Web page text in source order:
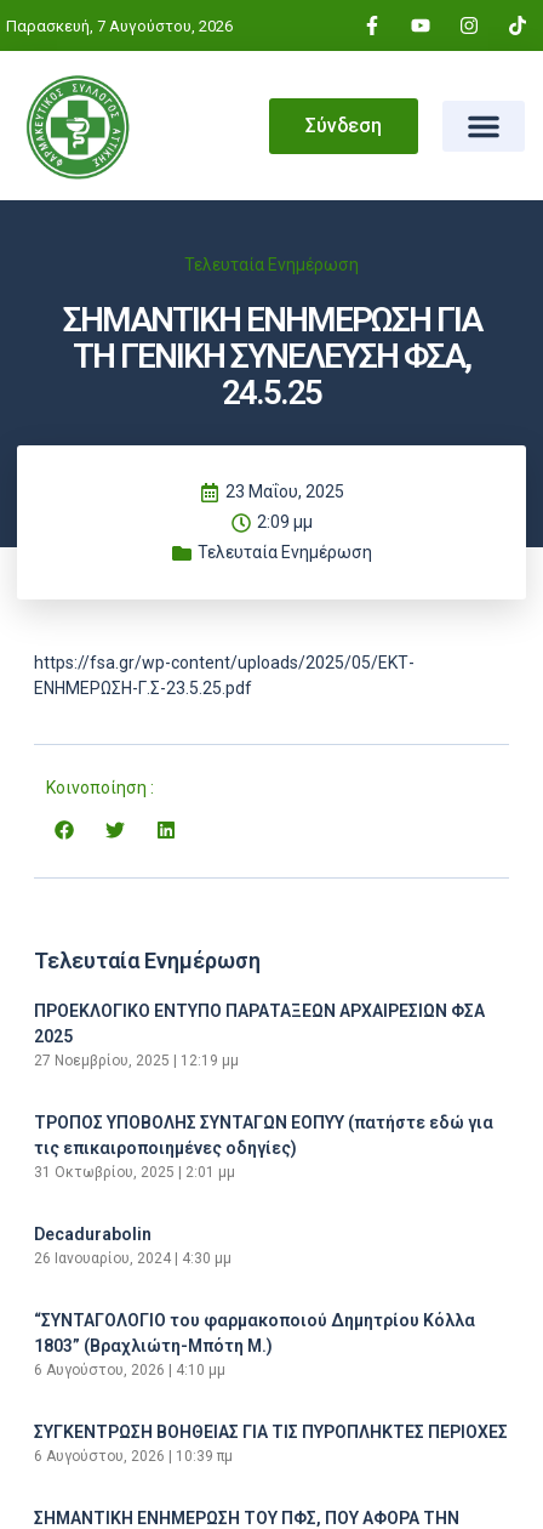
Παρασκευή, 7 Αυγούστου, 2026
Σύνδεση
Τελευταία Ενημέρωση
ΣΗΜΑΝΤΙΚΗ ΕΝΗΜΕΡΩΣΗ ΓΙΑ
ΤΗ ΓΕΝΙΚΗ ΣΥΝΕΛΕΥΣΗ ΦΣΑ,
24.5.25
23 Μαΐου, 2025
2:09 μμ
Τελευταία Ενημέρωση
https://fsa.gr/wp-content/uploads/2025/05/ΕΚΤ-
ΕΝΗΜΕΡΩΣΗ-Γ.Σ-23.5.25.pdf
Κοινοποίηση :
Τελευταία Ενημέρωση
ΠΡΟΕΚΛΟΓΙΚΟ ΕΝΤΥΠΟ ΠΑΡΑΤΑΞΕΩΝ ΑΡΧΑΙΡΕΣΙΩΝ ΦΣΑ
2025
27 Νοεμβρίου, 2025 12:19 μμ
ΤΡΟΠΟΣ ΥΠΟΒΟΛΗΣ ΣΥΝΤΑΓΩΝ ΕΟΠΥΥ (πατήστε εδώ για
τις επικαιροποιημένες οδηγίες)
31 Οκτωβρίου, 2025 2:01 μμ
Decadurabolin
26 Ιανουαρίου, 2024 4:30 μμ
“ΣΥΝΤΑΓΟΛΟΓΙΟ του φαρμακοποιού Δημητρίου Κόλλα
1803” (Βραχλιώτη-Μπότη Μ.)
6 Αυγούστου, 2026 4:10 μμ
ΣΥΓΚΕΝΤΡΩΣΗ ΒΟΗΘΕΙΑΣ ΓΙΑ ΤΙΣ ΠΥΡΟΠΛΗΚΤΕΣ ΠΕΡΙΟΧΕΣ
6 Αυγούστου, 2026 10:39 πμ
ΣΗΜΑΝΤΙΚΗ ΕΝΗΜΕΡΩΣΗ ΤΟΥ ΠΦΣ, ΠΟΥ ΑΦΟΡΑ ΤΗΝ